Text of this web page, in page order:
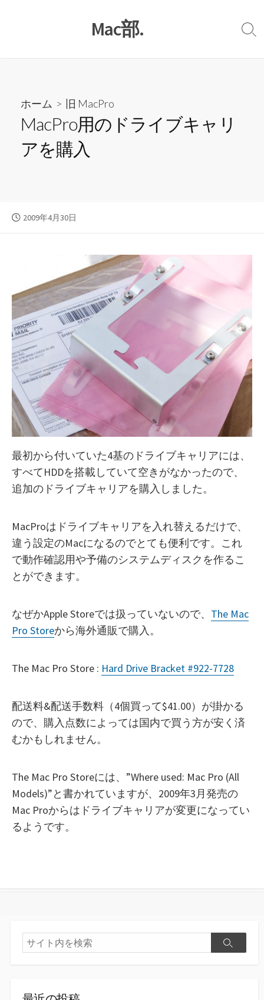
ン
Mac部.
検
ホーム > 旧 MacPro
MacPro用のドライブキャリ
アを購入
公
2009年4月30日
最初から付いていた4基のドライブキャリアには、
すべてHDDを搭載していて空きがなかったので、
追加のドライブキャリアを購入しました。
MacProはドライブキャリアを入れ替えるだけで、
違う設定のMacになるのでとても便利です。これ
で動作確認用や予備のシステムディスクを作るこ
とができます。
なぜかApple Storeでは扱っていないので、 The Mac
Pro Storeから海外通販で購入。
The Mac Pro Store : Hard Drive Bracket #922-7728
配送料&配送手数料（4個買って$41.00）が掛かる
ので、購入点数によっては国内で買う方が安く済
むかもしれません。
The Mac Pro Storeには、”Where used: Mac Pro (All
Models)”と書かれていますが、2009年3月発売の
Mac Proからはドライブキャリアが変更になってい
るようです。
検
索
検